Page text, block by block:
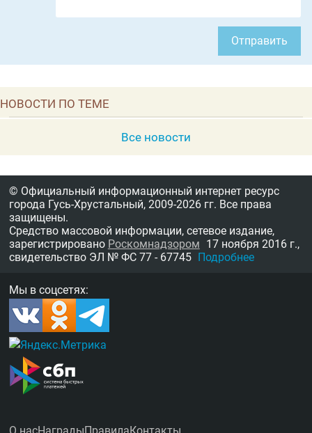
Отправить
НОВОСТИ ПО ТЕМЕ
Все новости
© Официальный информационный интернет ресурс
города Гусь-Хрустальный, 2009-2026 гг. Все права
защищены.
Средство массовой информации, сетевое издание,
зарегистрировано Роскомнадзором 17 ноября 2016 г.,
свидетельство ЭЛ № ФС 77 - 67745 Подробнее
Мы в соцсетях: